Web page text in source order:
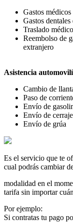
Gastos
Gastos
Traslado médico
Reembolso de
extranjero
Asistencia
Cambio de
Paso de
Envío de
Envío de
Envío de grúa
Es el servicio que te
cual podrás cambiar
modalidad en el
tarifa sin importar
Por ejemplo:
Si contratas tu pago